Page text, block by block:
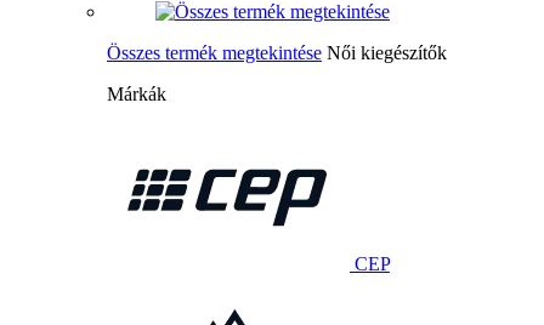
Összes termék megtekintése Női kiegészítők
Márkák
CEP